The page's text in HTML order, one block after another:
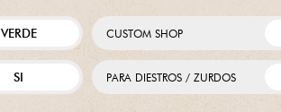
VERDE CUSTOM SHOP
SI PARA DIESTROS / ZURDOS